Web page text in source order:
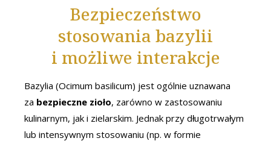
Bezpieczeństwo
stosowania bazylii
i możliwe interakcje
Bazylia (Ocimum basilicum) jest ogólnie uznawana
za bezpieczne zioło, zarówno w zastosowaniu
kulinarnym, jak i zielarskim. Jednak przy długotrwałym
lub intensywnym stosowaniu (np. w formie